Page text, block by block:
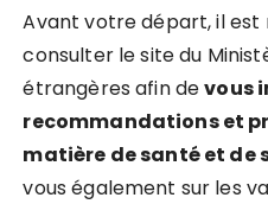
Avant votre départ, il
consulter le site du
étrangères afin devous
recommandations et
matière de santé et de
vous également sur les